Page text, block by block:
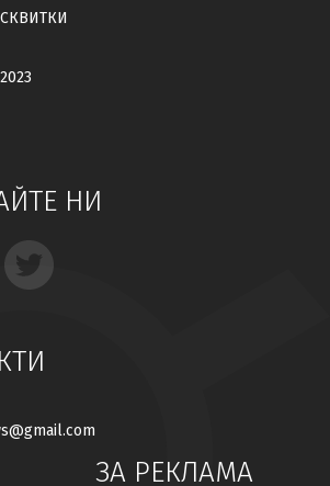
НИ
ЗА РЕКЛАМА